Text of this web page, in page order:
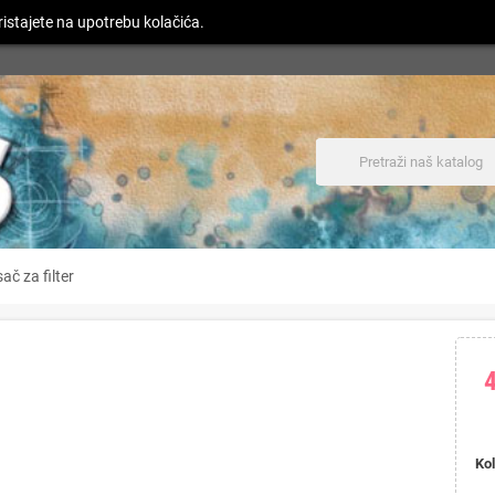
za filter
na upotrebu kolačića.